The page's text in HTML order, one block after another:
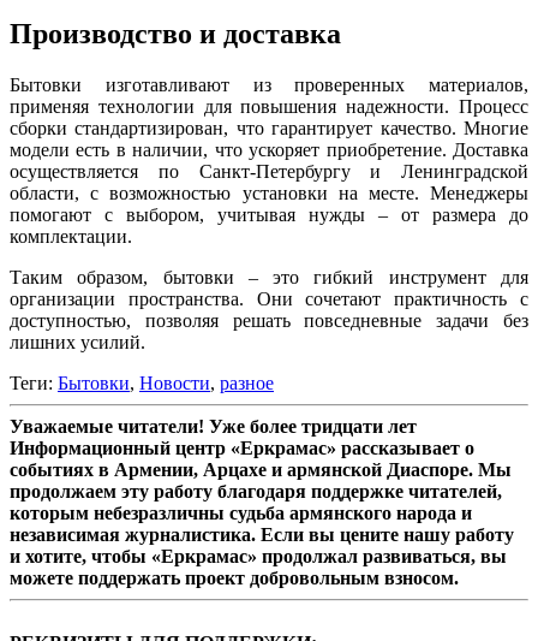
Производство и доставка
Бытовки изготавливают из проверенных материалов,
применяя технологии для повышения надежности. Процесс
сборки стандартизирован, что гарантирует качество. Многие
модели есть в наличии, что ускоряет приобретение. Доставка
осуществляется по Санкт-Петербургу и Ленинградской
области, с возможностью установки на месте. Менеджеры
помогают с выбором, учитывая нужды – от размера до
комплектации.
Таким образом, бытовки – это гибкий инструмент для
организации пространства. Они сочетают практичность с
доступностью, позволяя решать повседневные задачи без
лишних усилий.
Теги: Бытовки, Новости, разное
Уважаемые читатели! Уже более тридцати лет
Информационный центр «Еркрамас» рассказывает о
событиях в Армении, Арцахе и армянской Диаспоре. Мы
продолжаем эту работу благодаря поддержке читателей,
которым небезразличны судьба армянского народа и
независимая журналистика. Если вы цените нашу работу
и хотите, чтобы «Еркрамас» продолжал развиваться, вы
можете поддержать проект добровольным взносом.